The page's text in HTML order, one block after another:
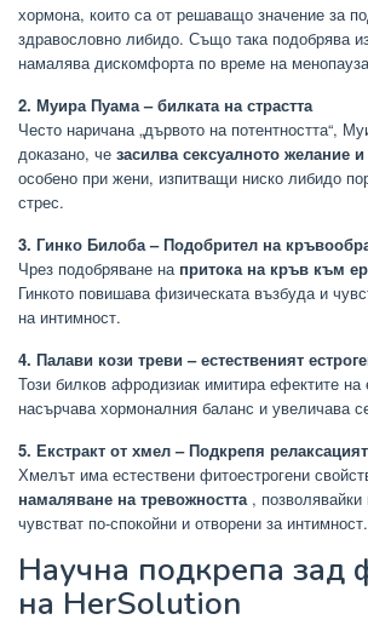
хормона, които са от решаващо значение за
здравословно либидо. Също така подобрява
намалява дискомфорта по време на
2. Муира Пуама – билката на страстта
Често наричана „дървото на потентността“,
доказано, че засилва сексуалното желание
особено при жени, изпитващи ниско либидо
стрес.
3. Гинко Билоба – Подобрител на
Чрез подобряване на притока на кръв към
Гинкото повишава физическата възбуда и
на интимност.
4. Палави кози треви – естественият
Този билков афродизиак имитира ефектите на
насърчава хормоналния баланс и увеличава
5. Екстракт от хмел – Подкрепя
Хмелът има естествени фитоестрогени
намаляване на тревожността,
чувстват по-спокойни и отворени за интимност.
Научна подкрепа зад
на HerSolution